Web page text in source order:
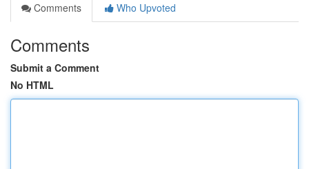
Comments
Who Upvoted
Comments
Submit a Comment
No HTML